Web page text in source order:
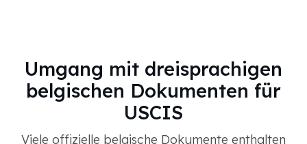
Umgang mit dreisprachigen
belgischen Dokumenten für
USCIS
Viele offizielle belgische Dokumente enthalten